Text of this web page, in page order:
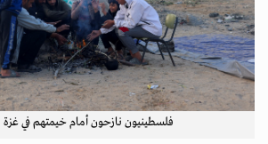
فلسطينيون نازحون أمام خيمتهم في